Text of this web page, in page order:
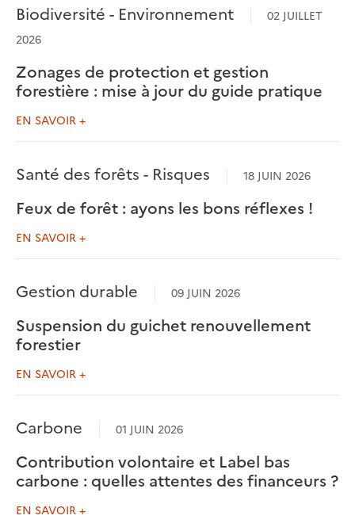
Biodiversité - Environnement
02 JUILLET
2026
Zonages de protection et gestion
forestière : mise à jour du guide pratique
EN SAVOIR +
Santé des forêts - Risques 18 JUIN 2026
Feux de forêt : ayons les bons réflexes !
EN SAVOIR +
Gestion durable 09 JUIN 2026
Suspension du guichet renouvellement
forestier
EN SAVOIR +
Carbone 01 JUIN 2026
Contribution volontaire et Label bas
carbone : quelles attentes des financeurs ?
EN SAVOIR +